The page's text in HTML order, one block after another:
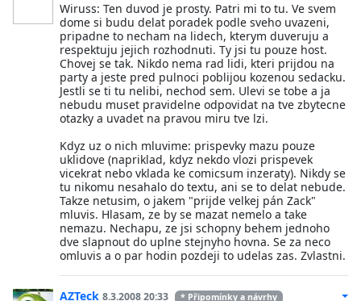
Wiruss: Ten duvod je prosty. Patri mi to tu. Ve svem
dome si budu delat poradek podle sveho uvazeni,
pripadne to necham na lidech, kterym duveruju a
respektuju jejich rozhodnuti. Ty jsi tu pouze host.
Chovej se tak. Nikdo nema rad lidi, kteri prijdou na
party a jeste pred pulnoci poblijou kozenou sedacku.
Jestli se ti tu nelibi, nechod sem. Ulevi se tobe a ja
nebudu muset pravidelne odpovidat na tve zbytecne
otazky a uvadet na pravou miru tve lzi.
Kdyz uz o nich mluvime: prispevky mazu pouze
uklidove (napriklad, kdyz nekdo vlozi prispevek
vicekrat nebo vklada ke comicsum inzeraty). Nikdy se
tu nikomu nesahalo do textu, ani se to delat nebude.
Takze netusim, o jakem "prijde velkej pán Zack"
mluvis. Hlasam, ze by se mazat nemelo a take
nemazu. Nechapu, ze jsi schopny behem jednoho
dve slapnout do uplne stejnyho hovna. Se za neco
omluvis a o par hodin pozdeji to udelas zas. Zvlastni.
AZTeck 8.3.2008 20:33 * Připomínky a návrhy